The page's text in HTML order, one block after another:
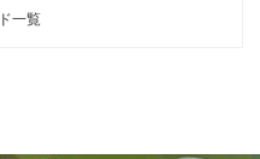
一覧